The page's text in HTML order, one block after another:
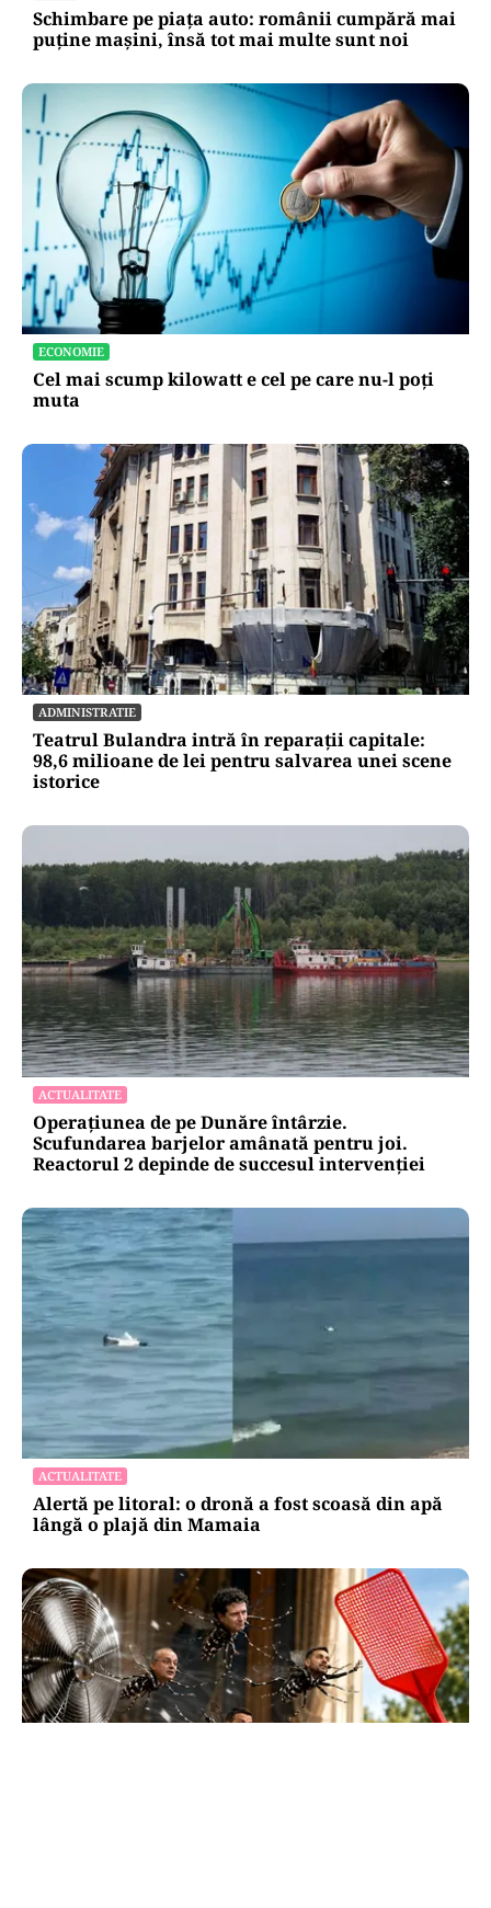
Schimbare pe piața auto: românii cumpără mai
puține mașini, însă tot mai multe sunt noi
ECONOMIE
Cel mai scump kilowatt e cel pe care nu-l poți
muta
ADMINISTRATIE
Teatrul Bulandra intră în reparații capitale:
98,6 milioane de lei pentru salvarea unei scene
istorice
ACTUALITATE
Operațiunea de pe Dunăre întârzie.
Scufundarea barjelor amânată pentru joi.
Reactorul 2 depinde de succesul intervenției
ACTUALITATE
Alertă pe litoral: o dronă a fost scoasă din apă
lângă o plajă din Mamaia